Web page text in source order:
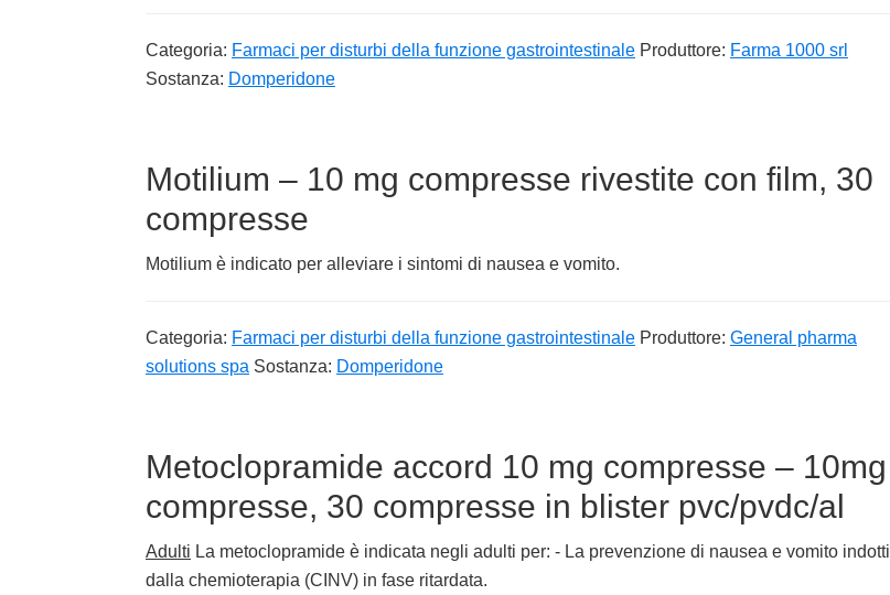
Categoria: Farmaci per disturbi della funzione gastrointestinale Produttore: Farma 1000 srl
Sostanza: Domperidone
Motilium – 10 mg compresse rivestite con film, 30
compresse
Motilium è indicato per alleviare i sintomi di nausea e vomito.
Categoria: Farmaci per disturbi della funzione gastrointestinale Produttore: General pharma
solutions spa Sostanza: Domperidone
Metoclopramide accord 10 mg compresse – 10mg
compresse, 30 compresse in blister pvc/pvdc/al
Adulti La metoclopramide è indicata negli adulti per: - La prevenzione di nausea e vomito indotti
dalla chemioterapia (CINV) in fase ritardata.